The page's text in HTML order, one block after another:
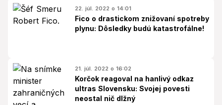
22. júl. 2022 o 14:01
Fico o drastickom znižovaní spotreby
plynu: Dôsledky budú katastrofálne!
21. júl. 2022 o 16:02
Korčok reagoval na hanlivý odkaz
ultras Slovensku: Svojej povesti
neostal nič dlžný